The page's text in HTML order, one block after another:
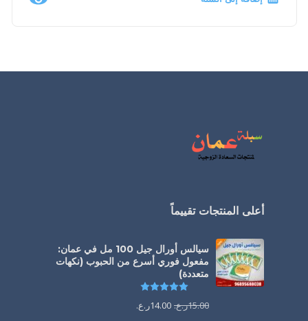
أعلى المنتجات تقييماً
سيالس أورال جيل 100 مل في عمان:
مفعول فوري أسرع من الحبوب (نكهات
متعددة)
15.00ر.ع. 14.00ر.ع.